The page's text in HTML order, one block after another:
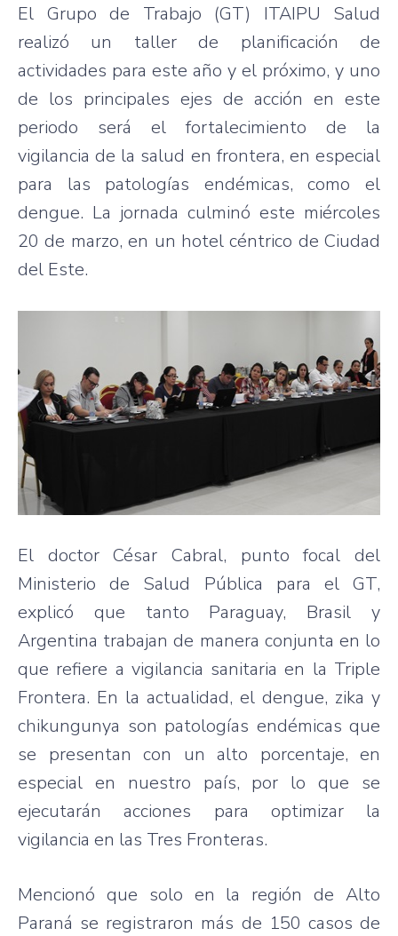
El Grupo de Trabajo (GT) ITAIPU Salud
realizó un taller de planificación de
actividades para este año y el próximo, y uno
de los principales ejes de acción en este
periodo será el fortalecimiento de la
vigilancia de la salud en frontera, en especial
para las patologías endémicas, como el
dengue. La jornada culminó este miércoles
20 de marzo, en un hotel céntrico de Ciudad
del Este.
El doctor César Cabral, punto focal del
Ministerio de Salud Pública para el GT,
explicó que tanto Paraguay, Brasil y
Argentina trabajan de manera conjunta en lo
que refiere a vigilancia sanitaria en la Triple
Frontera. En la actualidad, el dengue, zika y
chikungunya son patologías endémicas que
se presentan con un alto porcentaje, en
especial en nuestro país, por lo que se
ejecutarán acciones para optimizar la
vigilancia en las Tres Fronteras.
Mencionó que solo en la región de Alto
Paraná se registraron más de 150 casos de